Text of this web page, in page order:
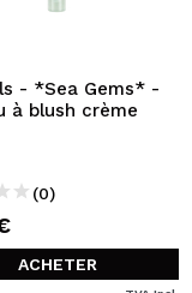
l'état de vos
précédentes.
- *Sea Gems* -
à blush crème
(0)
ACHETER